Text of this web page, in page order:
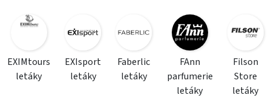
EXIMtours
letáky
EXIsport
letáky
Faberlic
letáky
FAnn
parfumerie
letáky
Filson
Store
letáky